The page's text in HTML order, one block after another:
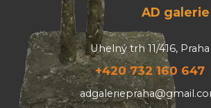
AD galerie
Uhelný trh 11/416, Praha
+420 732 160 647